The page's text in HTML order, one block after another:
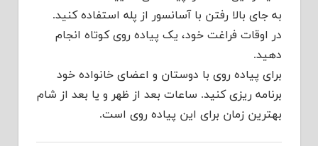
به جای بالا رفتن با آسانسور از پله استفاده کنید.
در اوقات فراغت خود، یک پیاده روی کوتاه انجام
دهید.
برای پیاده روی با دوستان و اعضای خانواده خود
برنامه ریزی کنید. ساعات بعد از ظهر و یا بعد از شام
بهترین زمان برای این پیاده روی است.